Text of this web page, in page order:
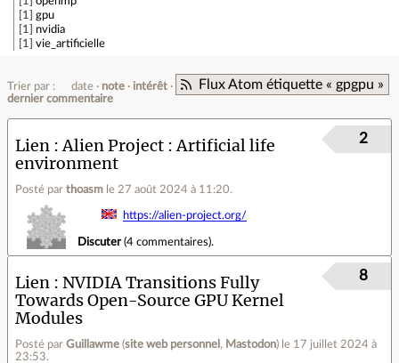
1
gpu
1
nvidia
1
vie_artificielle
Flux Atom étiquette « gpgpu »
Trier par : date note
intérêt
dernier commentaire
Lien
Alien Project : Artificial life
environment
Posté par thoasm le 27 août 2024 à 11:20.
2
https://alien-project.org/
Discuter(4 commentaires).
Lien
NVIDIA Transitions Fully
Towards Open-Source GPU Kernel
Modules
Posté par Guillawme (site web personnel , Mastodon) le 17 juillet 2024 à
23:53.
8